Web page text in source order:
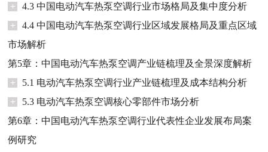
+
4.3 中国电动汽车热泵空调行业市场格局及集中度分析
+
4.4 中国电动汽车热泵空调行业区域发展格局及重点区域
市场解析
第5章：中国电动汽车热泵空调产业链梳理及全景深度解析
+
5.1 电动汽车热泵空调行业产业链梳理及成本结构分析
+
5.3 电动汽车热泵空调核心零部件市场分析
第6章：中国电动汽车热泵空调行业代表性企业发展布局案
例研究